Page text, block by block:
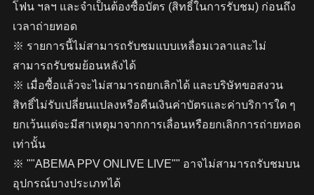
โฟน ฯลฯ และจำเป็นต้องซื้อบัตร (สิทธิ์ในการรับชม) ก่อนถึง
เวลาถ่ายทอด
※ รายการนี้ไม่สามารถรับชมแบบเหลื่อมเวลาและไม่
สามารถรับชมย้อนหลังได้
※ เมื่อซื้อแล้วจะไม่สามารถยกเลิกได้ และบริษัทขอสงวน
สิทธิ์ไม่รับเปลี่ยนแปลงหรือคืนเงินค่าบัตรและค่าบริการใด ๆ
ยกเว้นแต่จะมีสาเหตุมาจากการเลื่อนหรือยกเลิกการถ่ายทอด
เท่านั้น
※ ""ABEMA PPV ONLIVE LIVE"" อาจไม่สามารถรับชมบน
อุปกรณ์บางประเภทได้